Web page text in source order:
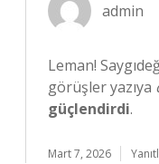
admin
Leman!
görüşler yazıya
güçlendirdi.
Mart 7, 2026